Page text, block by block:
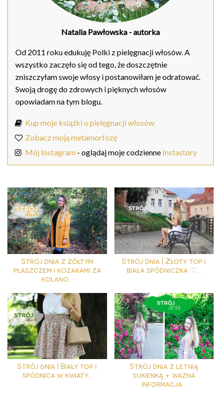
Natalia Pawłowska - autorka
Od 2011 roku edukuję Polki z pielęgnacji włosów. A
wszystko zaczęło się od tego, że doszczętnie
zniszczyłam swoje włosy i postanowiłam je odratować.
Swoją drogę do zdrowych i pięknych włosów
opowiadam na tym blogu.
Kup moje książki o pielęgnacji włosów
Zobacz moją metamorfozę
Mój Instagram - oglądaj moje codzienne Instastory
Strój dnia z żółtym
płaszczem i kozakami za
kolano...
Strój dnia | Złoty top i
biała spódniczka ♡...
Strój dnia | Biały top i
spódnica w kwiaty...
Strój dnia z letnią
sukienką + ważna
informacja...